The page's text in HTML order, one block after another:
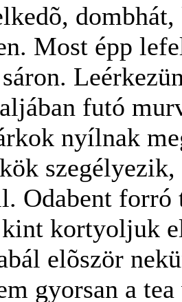
Most épp
futó
nyílnak
Odabent
kortyoljuk
elõször
gyorsan a